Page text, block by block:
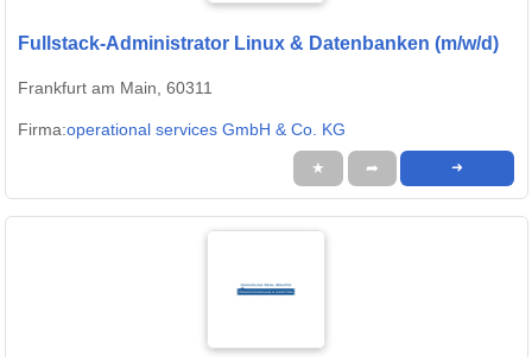
Fullstack-Administrator Linux & Datenbanken (m/w/d)
Frankfurt am Main, 60311
Firma:operational services GmbH & Co. KG
★ ➦ ➜